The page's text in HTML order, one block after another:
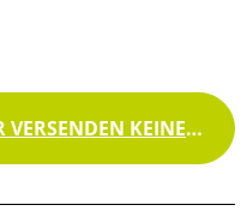
NACHRICHT SENDEN. ! WIR VERSENDEN KEINE WAREN !